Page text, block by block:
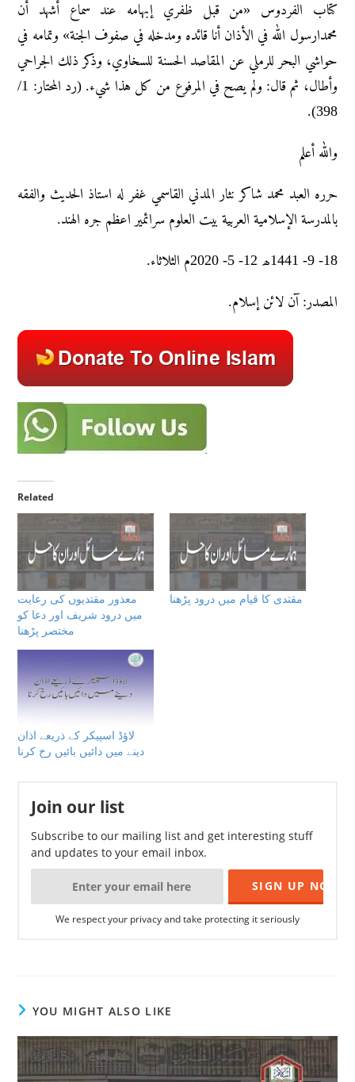
كتاب الفردوس «من قبل ظفري إبهامه عند سماع أشهد أن
محمدارسول الله في الأذان أنا قائده ومدخله في صفوف الجنة» وتمامه في
حواشي البحر للرملي عن المقاصد الحسنة للسخاوي، وذكر ذلك الجراحي
وأطال، ثم قال: ولم يصح في المرفوع من كل هذا شيء. (رد المحتار: 1/
398).
واللہ أعلم
حرره العبد محمد شاکر نثار المدني القاسمي غفر له استاذ الحديث والفقه
بالمدرسة الإسلامية العربية بيت العلوم سرائمير اعظم جره الهند.
18- 9- 1441ھ 12- 5- 2020م الثلاثاء.
المصدر: آن لائن إسلام.
Related
معذور مقتدیوں کی رعایت
میں درود شریف اور دعا کو
مختصر پڑھنا
مقتدی کا قیام میں درود پڑھنا
لاؤڈ اسپیکر کے ذریعے اذان
دینے میں دائیں بائیں رخ کرنا
Join our list
Subscribe to our mailing list and get interesting stuff
and updates to your email inbox.
We respect your privacy and take protecting it seriously
YOU MIGHT ALSO LIKE